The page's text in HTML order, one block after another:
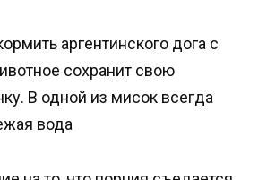
аргентинского дога с
сохранит свою
В одной из мисок всегда
вода